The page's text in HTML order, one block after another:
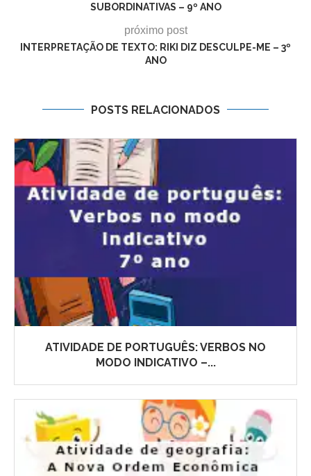
SUBORDINATIVAS – 9º ANO
próximo post
INTERPRETAÇÃO DE TEXTO: RIKI DIZ DESCULPE-ME – 3º
ANO
POSTS RELACIONADOS
ATIVIDADE DE PORTUGUÊS: VERBOS NO
MODO INDICATIVO –...